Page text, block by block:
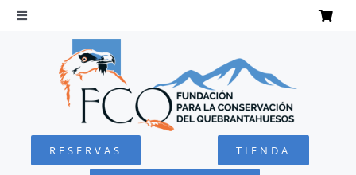
Saltar
Toggle
Navigation
QUEBRANTAHUESOS
FUNDACIÓN
RESERVAS TIENDA